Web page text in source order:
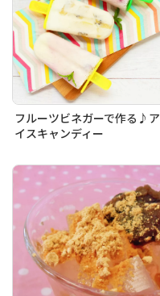
フルーツビネガーで作る♪ア
イスキャンディー